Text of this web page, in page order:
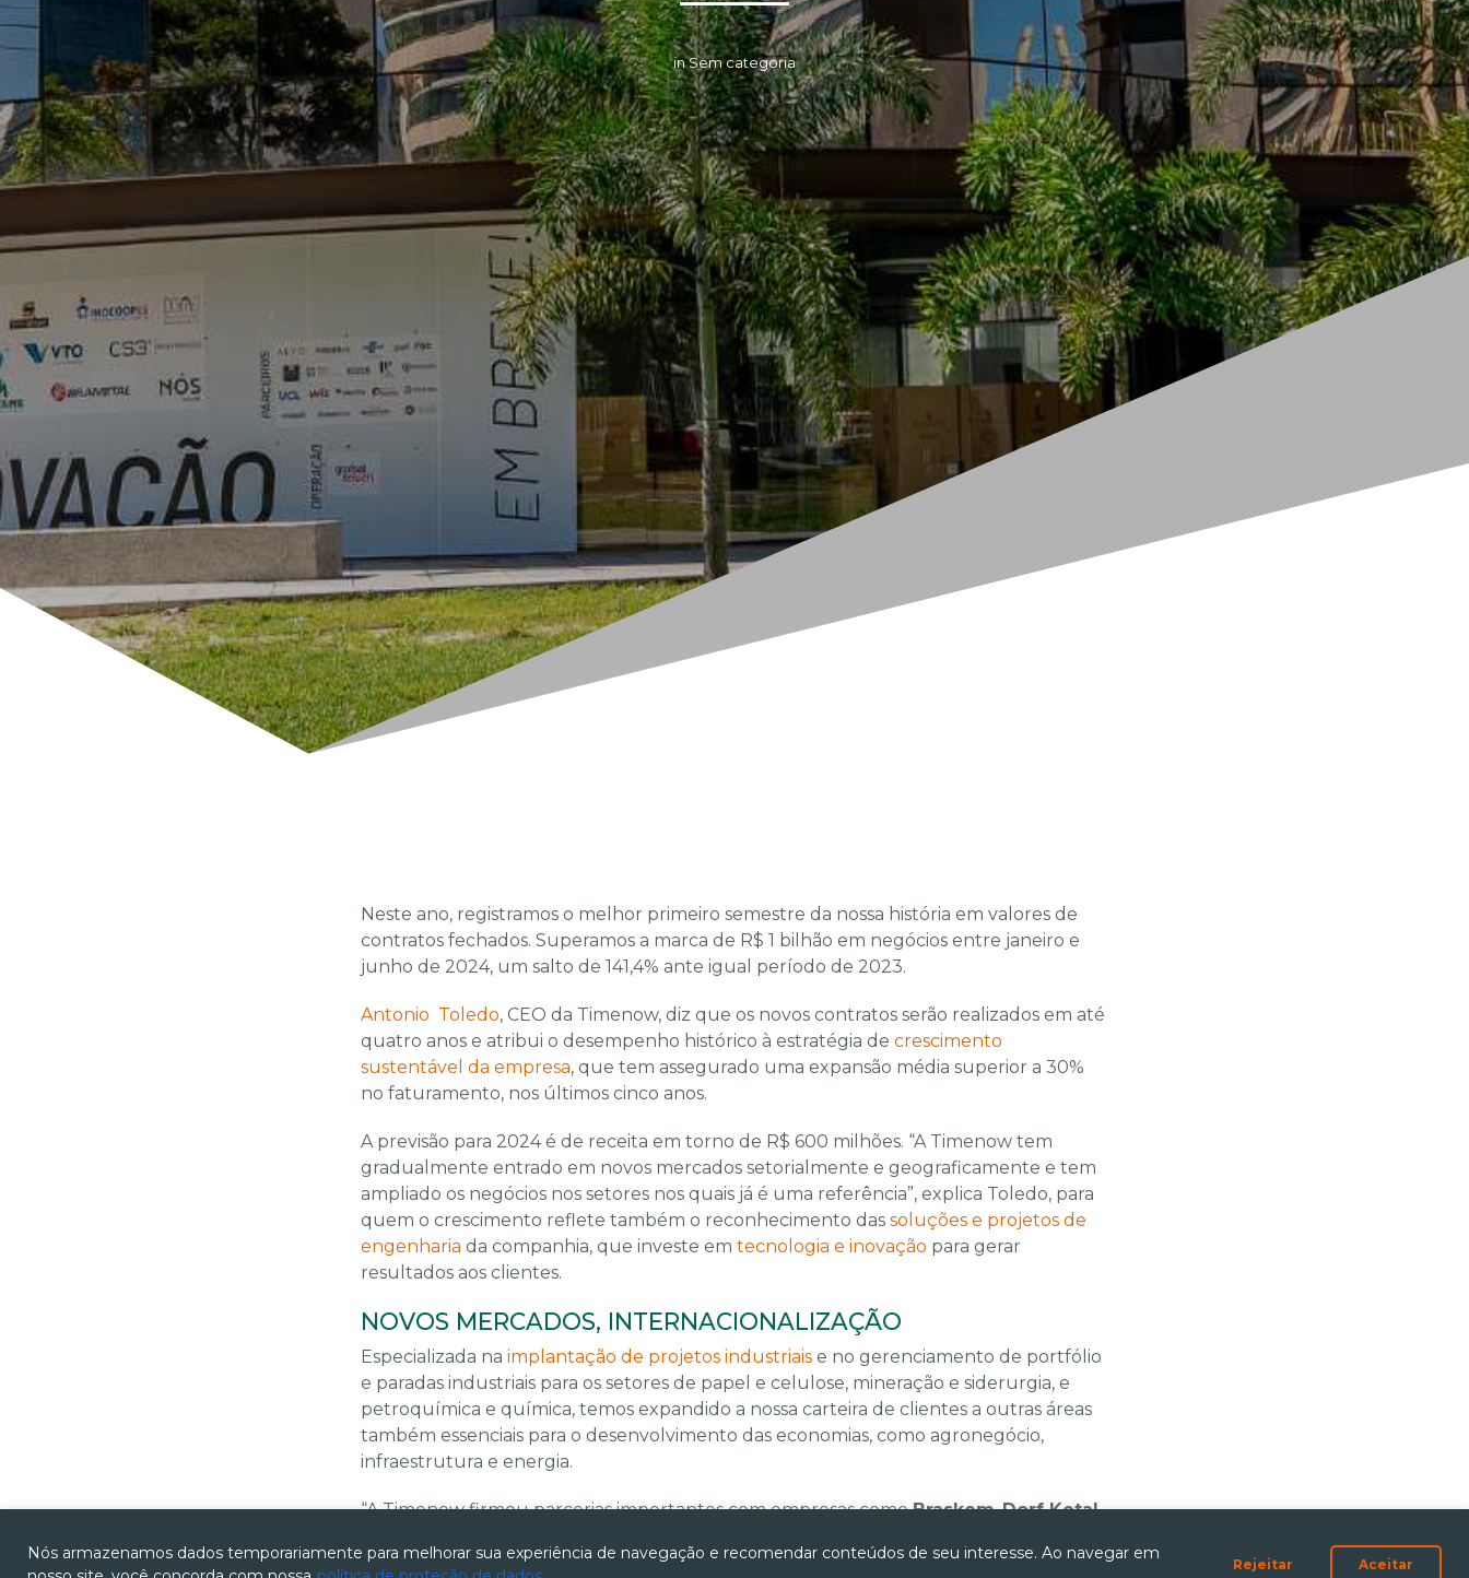
Nós armazenamos dados temporariamente para melhorar sua experiência de navegação e recomendar conteúdos de seu interesse. Ao navegar em
Rejeitar Aceitar
in Sem categoria
Neste ano, registramos o melhor primeiro semestre da nossa história em valores de
contratos fechados. Superamos a marca de R$ 1 bilhão em negócios entre janeiro e
junho de 2024, um salto de 141,4% ante igual período de 2023.
Antonio Toledo, CEO da Timenow, diz que os novos contratos serão realizados em até
quatro anos e atribui o desempenho histórico à estratégia de crescimento
sustentável da empresa, que tem assegurado uma expansão média superior a 30%
no faturamento, nos últimos cinco anos.
A previsão para 2024 é de receita em torno de R$ 600 milhões. “A Timenow tem
gradualmente entrado em novos mercados setorialmente e geograficamente e tem
ampliado os negócios nos setores nos quais já é uma referência”, explica Toledo, para
quem o crescimento reflete também o reconhecimento das soluções e projetos de
engenharia da companhia, que investe em tecnologia e inovação para gerar
resultados aos clientes.
NOVOS MERCADOS, INTERNACIONALIZAÇÃO
Especializada na implantação de projetos industriais e no gerenciamento de portfólio
e paradas industriais para os setores de papel e celulose, mineração e siderurgia, e
petroquímica e química, temos expandido a nossa carteira de clientes a outras áreas
também essenciais para o desenvolvimento das economias, como agronegócio,
infraestrutura e energia.
“A Timenow firmou parcerias importantes com empresas comoBraskem,Dorf Ketal,
crescimento no período”, ressaltaMarcelo Hermann , Diretor de Marketing e Vendas.